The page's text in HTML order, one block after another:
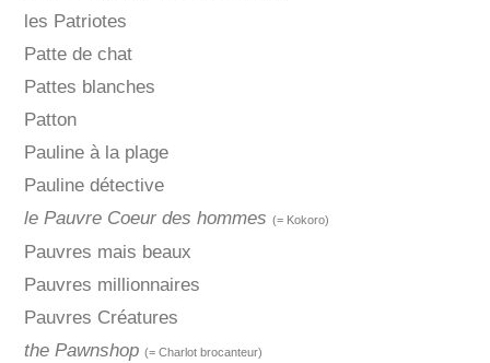
les Patriotes
Patte de chat
Pattes blanches
Patton
Pauline à la plage
Pauline détective
le Pauvre Coeur des hommes (= Kokoro)
Pauvres mais beaux
Pauvres millionnaires
Pauvres Créatures
the Pawnshop (= Charlot brocanteur)